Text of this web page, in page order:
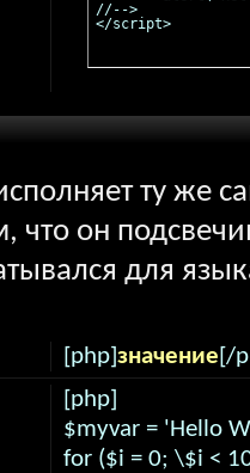
//-->
</script>
ту же
что он
для
[php]значение[/
[php]
$myvar = 'Hello
for ($i = 0; \$i <